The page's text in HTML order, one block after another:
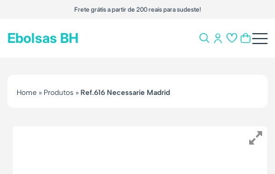
Frete grátis a partir de 200 reais para sudeste!
Ebolsas BH
Home » Produtos » Ref.616 Necessarie Madrid